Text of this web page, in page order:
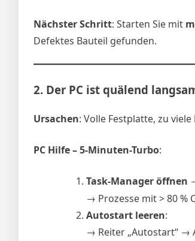
Nächster Schritt: Starten Sie mit
Defektes Bauteil gefunden.
2. Der PC ist quälend
Ursachen: Volle Festplatte, zu
PC Hilfe – 5-Minuten-Turbo:
Task-Manager öffnen
→ Prozesse mit > 80 %
Autostart leeren:
→ Reiter „Autostart“ →